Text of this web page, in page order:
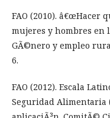
FAO (2010). â€œHacer
mujeres y hombres en
GÃ©nero y empleo
6.
FAO (2012). Escala
Seguridad Alimentaria